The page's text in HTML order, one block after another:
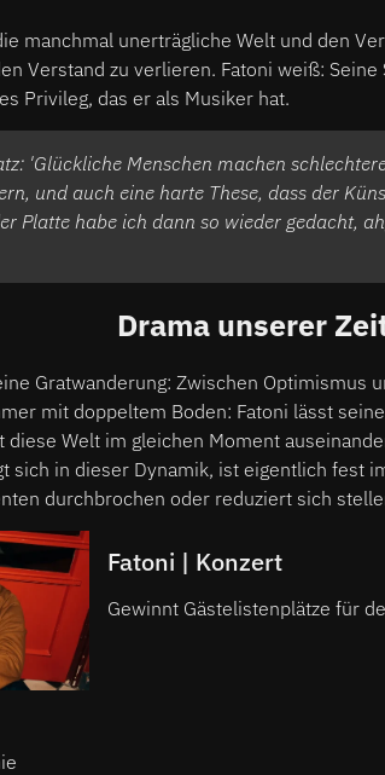
manchmal unerträgliche Welt und den
Verstand zu verlieren. Fatoni weiß:
Privileg, das er als Musiker hat.
'Glückliche Menschen machen
und auch eine harte These, dass der
Platte habe ich dann so wieder gedacht,
Drama unserer
Gratwanderung: Zwischen Optimismus
mit doppeltem Boden: Fatoni lässt
Welt im gleichen Moment
sich in dieser Dynamik, ist eigentlich fest
durchbrochen oder reduziert sich
Fatoni | Konzert
Gewinnt Gästelistenplätze für